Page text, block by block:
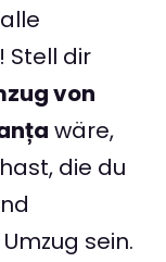
Stell dir
von
wäre,
die du
sein.